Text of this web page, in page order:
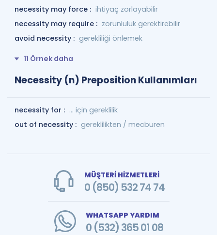
necessity may force : ihtiyaç zorlayabilir
necessity may require : zorunluluk gerektirebilir
avoid necessity : gerekliliği önlemek
11 Örnek daha
Necessity (n) Preposition Kullanımları
necessity for : ... için gereklilik
out of necessity : gereklilikten / mecburen
MÜŞTERİ HİZMETLERİ
0 (850) 532 74 74
WHATSAPP YARDIM
0 (532) 365 01 08